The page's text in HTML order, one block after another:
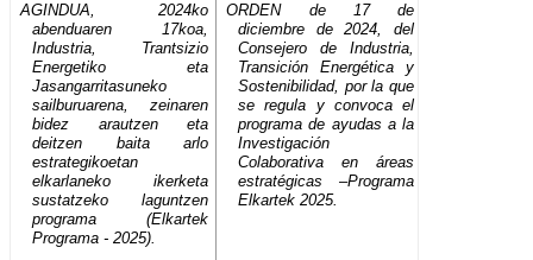
AGINDUA, 2024ko
abenduaren 17koa,
Industria, Trantsizio
Energetiko eta
Jasangarritasuneko
sailburuarena, zeinaren
bidez arautzen eta
deitzen baita arlo
estrategikoetan
elkarlaneko ikerketa
sustatzeko laguntzen
programa (Elkartek
Programa - 2025).
ORDEN de 17 de
diciembre de 2024, del
Consejero de Industria,
Transición Energética y
Sostenibilidad, por la que
se regula y convoca el
programa de ayudas a la
Investigación
Colaborativa en áreas
estratégicas –Programa
Elkartek 2025.